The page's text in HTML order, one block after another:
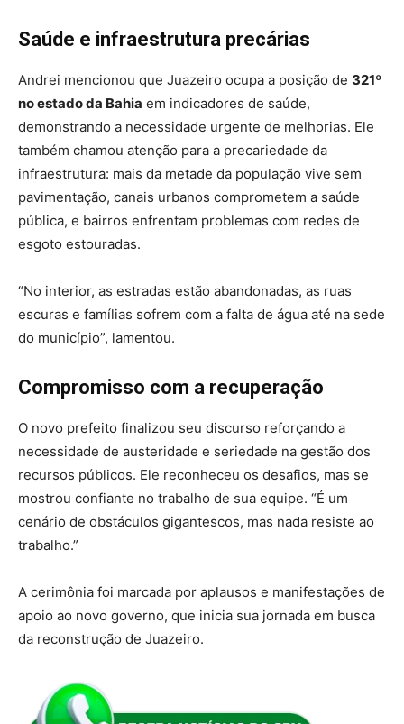
Saúde e infraestrutura precárias
Andrei mencionou que Juazeiro ocupa a posição de 321º
no estado da Bahia em indicadores de saúde,
demonstrando a necessidade urgente de melhorias. Ele
também chamou atenção para a precariedade da
infraestrutura: mais da metade da população vive sem
pavimentação, canais urbanos comprometem a saúde
pública, e bairros enfrentam problemas com redes de
esgoto estouradas.
“No interior, as estradas estão abandonadas, as ruas
escuras e famílias sofrem com a falta de água até na sede
do município”, lamentou.
Compromisso com a recuperação
O novo prefeito finalizou seu discurso reforçando a
necessidade de austeridade e seriedade na gestão dos
recursos públicos. Ele reconheceu os desafios, mas se
mostrou confiante no trabalho de sua equipe. “É um
cenário de obstáculos gigantescos, mas nada resiste ao
trabalho.”
A cerimônia foi marcada por aplausos e manifestações de
apoio ao novo governo, que inicia sua jornada em busca
da reconstrução de Juazeiro.